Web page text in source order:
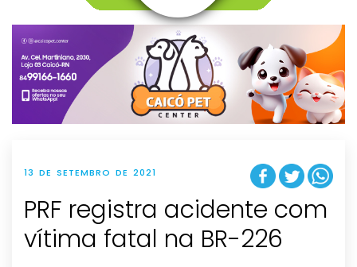
v
g
t
i
o
n
13 DE SETEMBRO DE 2021
PRF registra acidente com
vítima fatal na BR-226